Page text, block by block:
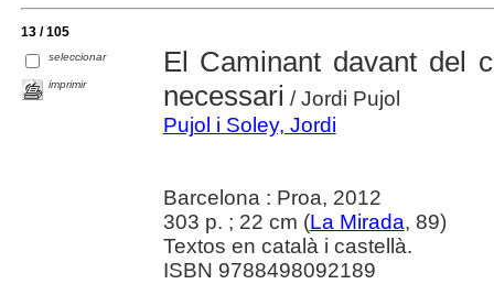
13 / 105
seleccionar
imprimir
El Caminant davant del
necessari / Jordi Pujol
Pujol i Soley, Jordi
Barcelona : Proa, 2012
303 p. ; 22 cm (La Mirada, 89)
Textos en català i castellà.
ISBN 9788498092189